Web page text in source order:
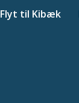
Flyt til Kibæk